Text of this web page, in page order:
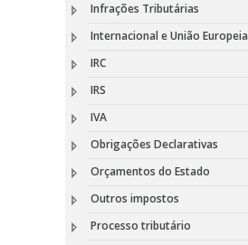
Infrações Tributárias
Internacional e União Europeia
IRC
IRS
IVA
Obrigações Declarativas
Orçamentos do Estado
Outros impostos
Processo tributário